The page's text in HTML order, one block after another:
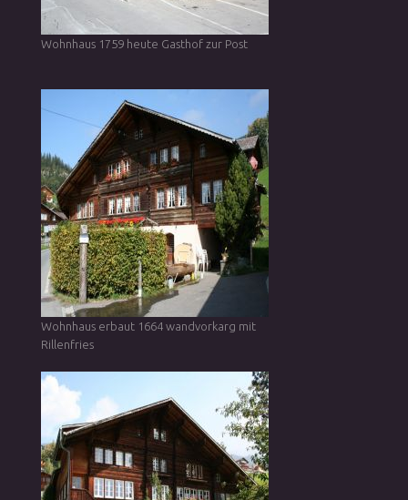
Wohnhaus 1759 heute Gasthof zur Post
Wohnhaus erbaut 1664 wandvorkarg mit
Rillenfries